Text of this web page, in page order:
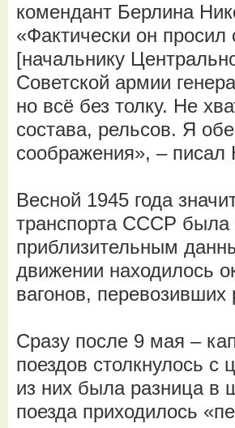
комендант Берлина
«Фактически он
[начальнику
Советской армии
но всё без толку. Не
состава, рельсов. Я
соображения», –
Весной 1945 года
транспорта СССР была
приблизительным
движении находилось
вагонов, перевозивших
Сразу после 9 мая –
поездов столкнулось
из них была разница в
поезда приходилось